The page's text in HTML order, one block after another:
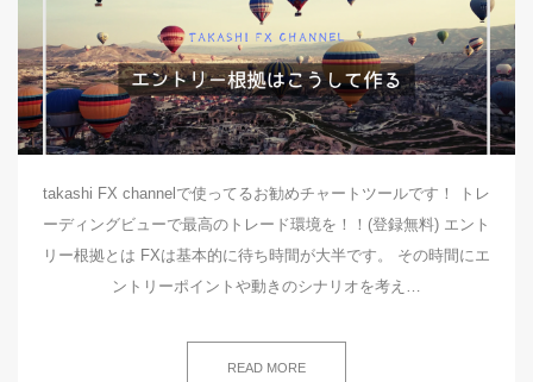
takashi FX channelで使ってるお勧めチャートツールです！ トレ
ーディングビューで最高のトレード環境を！！(登録無料) エント
リー根拠とは FXは基本的に待ち時間が大半です。 その時間にエ
ントリーポイントや動きのシナリオを考え…
READ MORE